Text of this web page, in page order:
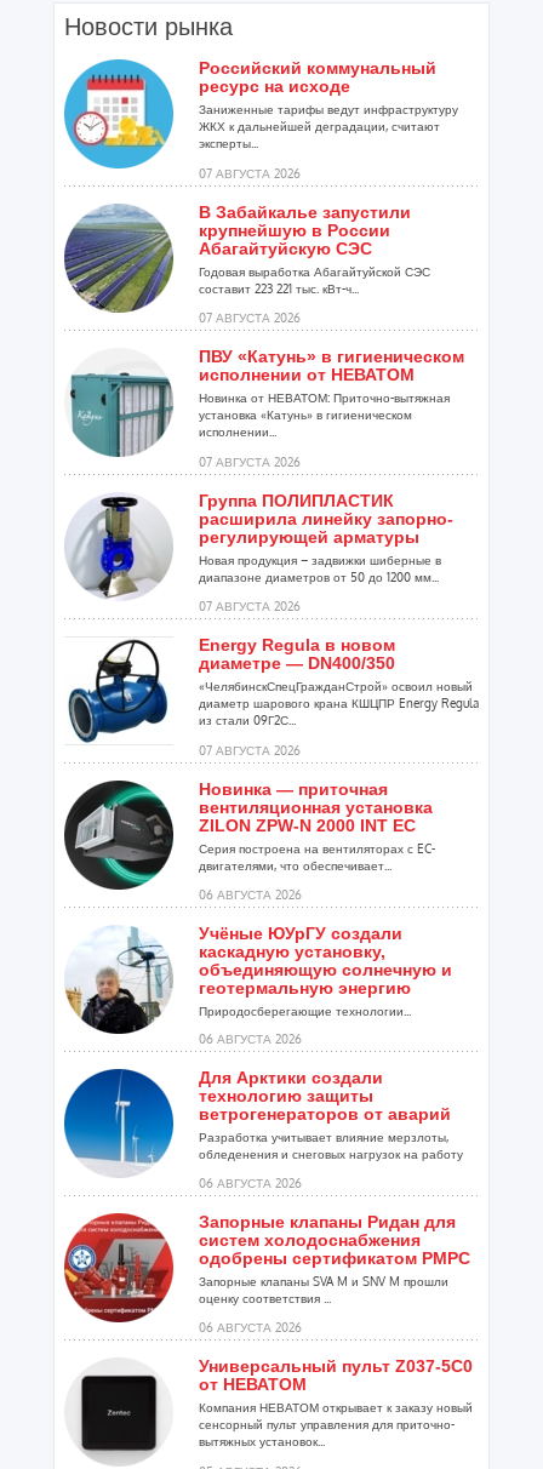
Новости рынка
Российский коммунальный
ресурс на исходе
Заниженные тарифы ведут инфраструктуру
ЖКХ к дальнейшей деградации, считают
эксперты...
07 АВГУСТА 2026
В Забайкалье запустили
крупнейшую в России
Абагайтуйскую СЭС
Годовая выработка Абагайтуйской СЭС
составит 223 221 тыс. кВт-ч...
07 АВГУСТА 2026
ПВУ «Катунь» в гигиеническом
исполнении от НЕВАТОМ
Новинка от НЕВАТОМ: Приточно-вытяжная
установка «Катунь» в гигиеническом
исполнении...
07 АВГУСТА 2026
Группа ПОЛИПЛАСТИК
расширила линейку запорно-
регулирующей арматуры
Новая продукция – задвижки шиберные в
диапазоне диаметров от 50 до 1200 мм...
07 АВГУСТА 2026
Energy Regula в новом
диаметре — DN400/350
«ЧелябинскСпецГражданСтрой» освоил новый
диаметр шарового крана КШЦПР Energy Regula
из стали 09Г2С...
07 АВГУСТА 2026
Новинка — приточная
вентиляционная установка
ZILON ZPW-N 2000 INT EC
Серия построена на вентиляторах с EC-
двигателями, что обеспечивает...
06 АВГУСТА 2026
Учёные ЮУрГУ создали
каскадную установку,
объединяющую солнечную и
геотермальную энергию
Природосберегающие технологии...
06 АВГУСТА 2026
Для Арктики создали
технологию защиты
ветрогенераторов от аварий
Разработка учитывает влияние мерзлоты,
обледенения и снеговых нагрузок на работу
06 АВГУСТА 2026
Запорные клапаны Ридан для
систем холодоснабжения
одобрены сертификатом РМРС
Запорные клапаны SVA M и SNV M прошли
оценку соответствия ...
06 АВГУСТА 2026
Универсальный пульт Z037-5C0
от НЕВАТОМ
Компания НЕВАТОМ открывает к заказу новый
сенсорный пульт управления для приточно-
вытяжных установок...